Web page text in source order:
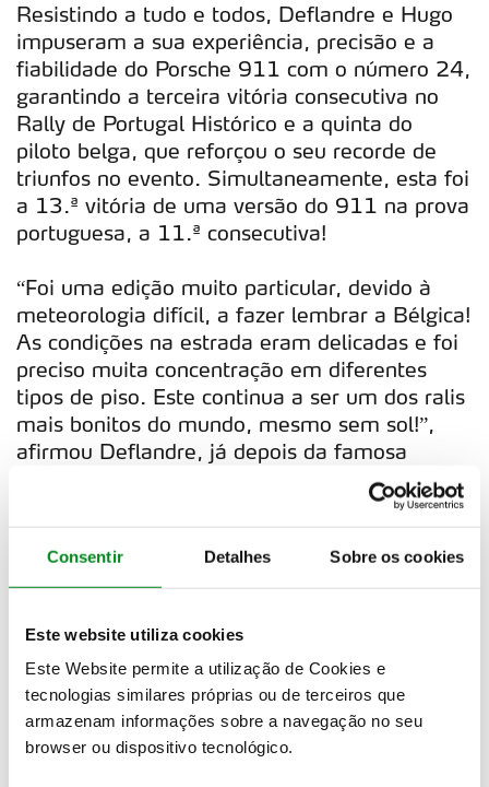
Consentir Detalhes Sobre os cookies
Este website utiliza cookies
Este Website permite a utilização de Cookies e
tecnologias similares próprias ou de terceiros que
armazenam informações sobre a navegação no seu
browser ou dispositivo tecnológico.
Resistindo a tudo e todos, Deflandre e Hugo
impuseram a sua experiência, precisão e a
fiabilidade do Porsche 911 com o número 24,
garantindo a terceira vitória consecutiva no
Rally de Portugal Histórico e a quinta do
piloto belga, que reforçou o seu recorde de
triunfos no evento. Simultaneamente, esta foi
a 13.ª vitória de uma versão do 911 na prova
portuguesa, a 11.ª consecutiva!
“Foi uma edição muito particular, devido à
meteorologia difícil, a fazer lembrar a Bélgica!
As condições na estrada eram delicadas e foi
preciso muita concentração em diferentes
tipos de piso. Este continua a ser um dos ralis
mais bonitos do mundo, mesmo sem sol!”,
afirmou Deflandre, já depois da famosa
‘noite’ de Sintra, que voltou a fechar em
beleza o Rally de Portugal Histórico.
De Ourense a Sintra
assumiram-se, na etapa de ontem, como os
principais perseguidores de Deflandre e Hugo,
aos comandos do pequeno, mas bem
preparado Peugeot 205 GTi de 1990. A
dupla de Ourense conseguiu manter essa